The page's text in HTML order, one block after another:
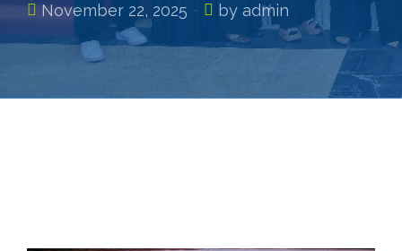
November 22, 2025 by admin